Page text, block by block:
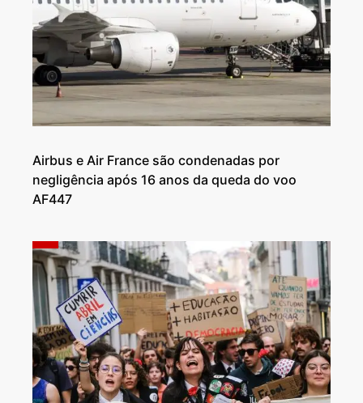
Airbus e Air France são condenadas por
negligência após 16 anos da queda do voo
AF447